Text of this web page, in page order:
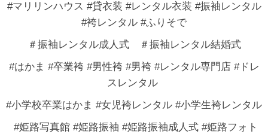
#マリリンハウス #貸衣装 #レンタル衣装 #振袖レンタル
#袴レンタル #ふりそで
＃振袖レンタル成人式 ＃振袖レンタル結婚式
#はかま #卒業袴 #男性袴 #男袴 #レンタル専門店 #ドレ
スレンタル
#小学校卒業はかま #女児袴レンタル #小学生袴レンタル
#姫路写真館 #姫路振袖 #姫路振袖成人式 #姫路フォト